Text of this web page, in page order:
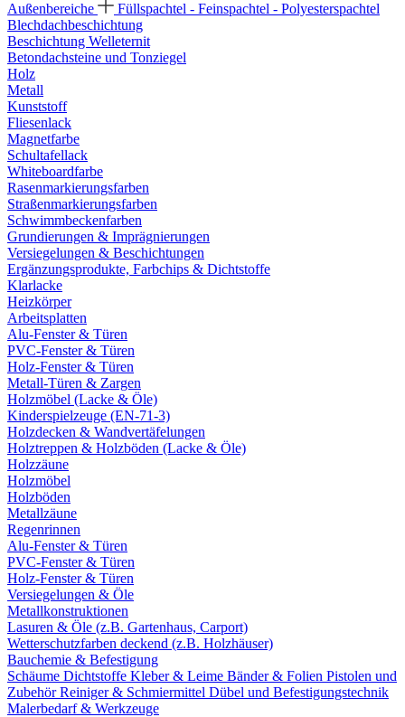
Außenbereiche
Füllspachtel - Feinspachtel - Polyesterspachtel
Blechdachbeschichtung
Beschichtung Welleternit
Betondachsteine und Tonziegel
Holz
Metall
Kunststoff
Fliesenlack
Magnetfarbe
Schultafellack
Whiteboardfarbe
Rasenmarkierungsfarben
Straßenmarkierungsfarben
Schwimmbeckenfarben
Grundierungen & Imprägnierungen
Versiegelungen & Beschichtungen
Ergänzungsprodukte, Farbchips & Dichtstoffe
Klarlacke
Heizkörper
Arbeitsplatten
Alu-Fenster & Türen
PVC-Fenster & Türen
Holz-Fenster & Türen
Metall-Türen & Zargen
Holzmöbel (Lacke & Öle)
Kinderspielzeuge (EN-71-3)
Holzdecken & Wandvertäfelungen
Holztreppen & Holzböden (Lacke & Öle)
Holzzäune
Holzmöbel
Holzböden
Metallzäune
Regenrinnen
Alu-Fenster & Türen
PVC-Fenster & Türen
Holz-Fenster & Türen
Versiegelungen & Öle
Metallkonstruktionen
Lasuren & Öle (z.B. Gartenhaus, Carport)
Wetterschutzfarben deckend (z.B. Holzhäuser)
Bauchemie & Befestigung
Schäume Dichtstoffe Kleber & Leime Bänder & Folien Pistolen und
ZubehörReiniger & Schmiermittel Dübel und Befestigungstechnik
Malerbedarf & Werkzeuge